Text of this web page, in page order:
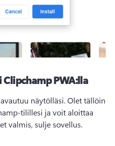
PWA:lla
näytölläsi. Olet tällöin
tilillesi ja voit aloittaa
valmis, sulje sovellus.